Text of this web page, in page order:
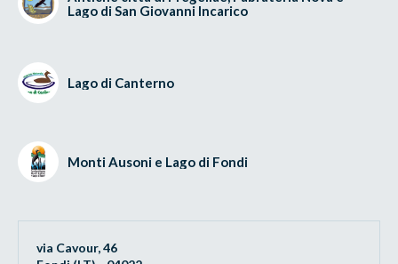
Lago di San Giovanni Incarico
Lago di Canterno
Monti Ausoni e Lago di Fondi
via Cavour, 46